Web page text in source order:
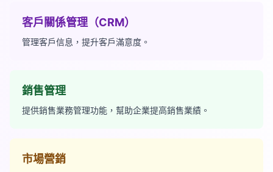
客戶關係管理（CRM）
管理客戶信息，提升客戶滿意度。
銷售管理
提供銷售業務管理功能，幫助企業提高銷售業績。
市場營銷